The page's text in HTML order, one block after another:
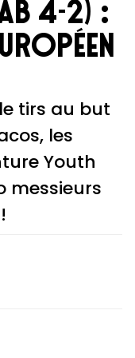
4-2) :
tirs au but
les
Youth
messieurs